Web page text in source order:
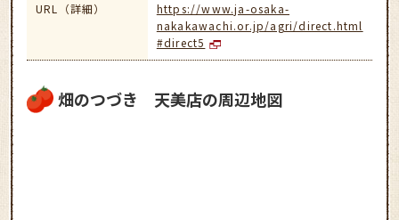
URL（詳細）
https://www.ja-osaka-
nakakawachi.or.jp/agri/direct.html
#direct5
畑のつづき 天美店の周辺地図